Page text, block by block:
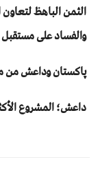
الثمن الباهظ
والفساد على
پاکستان وداعش من
داعش؛ المشروع